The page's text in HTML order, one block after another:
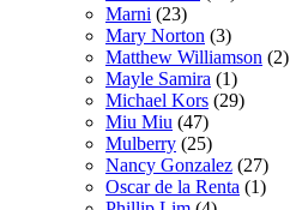
Marni (23)
Mary Norton (3)
Matthew Williamson (2)
Mayle Samira (1)
Michael Kors (29)
Miu Miu (47)
Mulberry (25)
Nancy Gonzalez (27)
Oscar de la Renta (1)